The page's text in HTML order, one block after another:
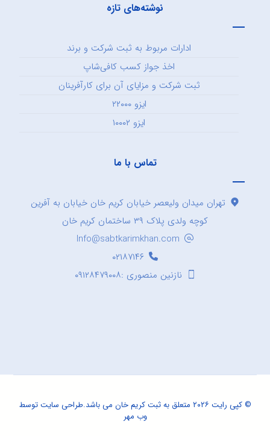
نوشته‌های تازه
ادارات مربوط به ثبت شرکت و برند
اخذ جواز کسب کافی‌شاپ
ثبت شرکت و مزایای آن برای کارآفرینان
ایزو ۲۲۰۰۰
ایزو ۱۰۰۰۲
تماس با ما
تهران میدان ولیعصر خیابان کریم خان خیابان به آفرین
کوچه ولدی پلاک ۳۹ ساختمان کریم خان
Info@sabtkarimkhan.com
۰۲۱۸۷۱۴۶
نازنین منصوری :۰۹۱۲۸۴۷۹۰۰۸
© کپی رایت ۲۰۲۶ متعلق به ثبت کریم خان می باشد. طراحی سایتتوسط
وب مهر